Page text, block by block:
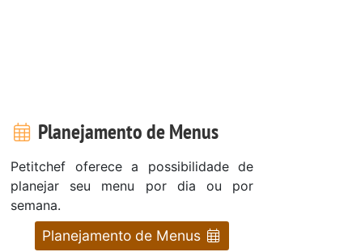
Planejamento de Menus
Petitchef oferece a possibilidade de
planejar seu menu por dia ou por
semana.
Planejamento de Menus